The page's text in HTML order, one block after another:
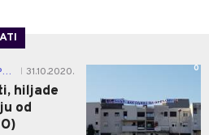
CRNA GORA TUGUJE ZA MITROPOLITOM 31.10.2020.
hiljade
od
0